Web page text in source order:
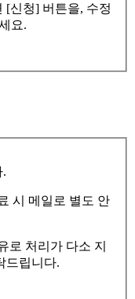
[신청] 버튼을, 수정
요.
.
시 메일로 별도 안
로 처리가 다소 지
드립니다.